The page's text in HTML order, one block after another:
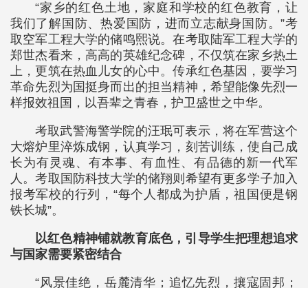
“家乡的红色土地，家庭和学校的红色教育，让
我们了解国防、热爱国防，进而立志献身国防。”考
取空军工程大学的储鸣熙说。在考取陆军工程大学的
郑世杰看来，高高的英雄纪念碑，不仅筑在家乡热土
上，更筑在热血儿女的心中。传承红色基因，要学习
革命先烈为国挺身而出的担当精神，希望能像先烈一
样报效祖国，以吾辈之青春，护卫盛世之中华。
考取武警海警学院的汪珉可表示，将在军营这个
大熔炉里淬炼成钢，认真学习，刻苦训练，使自己成
长为有灵魂、有本事、有血性、有品德的新一代军
人。考取国防科技大学的储翔则希望有更多学子加入
报考军校的行列，“每个人都成为护盾，祖国便是钢
铁长城”。
以红色精神铺就教育底色，引导学生把理想追求
与国家需要紧密结合
“风景佳绝，岳麓清华；追忆先烈，攘寇固邦；